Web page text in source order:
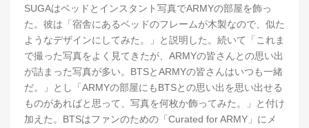
SUGAはベッドとインスタント写真でARMYの部屋を飾っ
た。彼は「宿舎にあるベッドのフレームが木製なので、似た
ようなデザインにしてみた。」と説明した。続いて「これま
で撮った写真をよく見てきたが、ARMYの皆さんとの思い出
が詰まった写真が多い。BTSとARMYの皆さんはいつも一緒
だ。」とし「ARMYの部屋にもBTSとの思い出を思い出せる
ものがあればと思って、写真を何枚か飾ってみた。」と付け
加えた。BTSはファンのための「Curated for ARMY」にメ